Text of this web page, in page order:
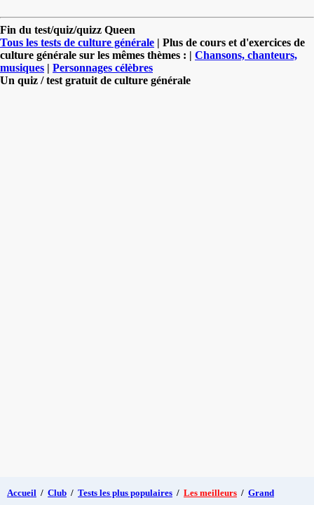
Fin du test/quiz/quizz Queen
Tous les tests de culture générale | Plus de cours et d'exercices de
culture générale sur les mêmes thèmes : | Chansons, chanteurs,
musiques | Personnages célèbres
Un quiz / test gratuit de culture générale
Accueil / Club / Tests les plus populaires / Les meilleurs / Grand